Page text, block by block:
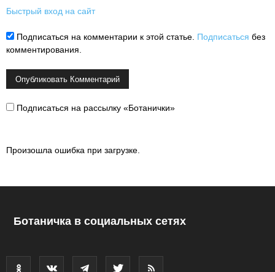
Быстрый вход на сайт
Подписаться на комментарии к этой статье. Подписаться без
комментирования.
Подписаться на рассылку «Ботанички»
Произошла ошибка при загрузке.
Ботаничка в социальных сетях